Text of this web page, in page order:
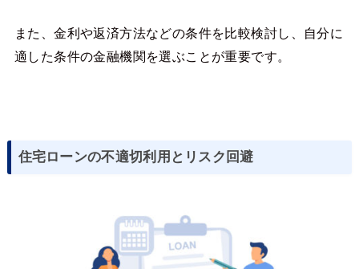
また、金利や返済方法などの条件を比較検討し、自分に
適した条件の金融機関を選ぶことが重要です。
住宅ローンの不適切利用とリスク回避